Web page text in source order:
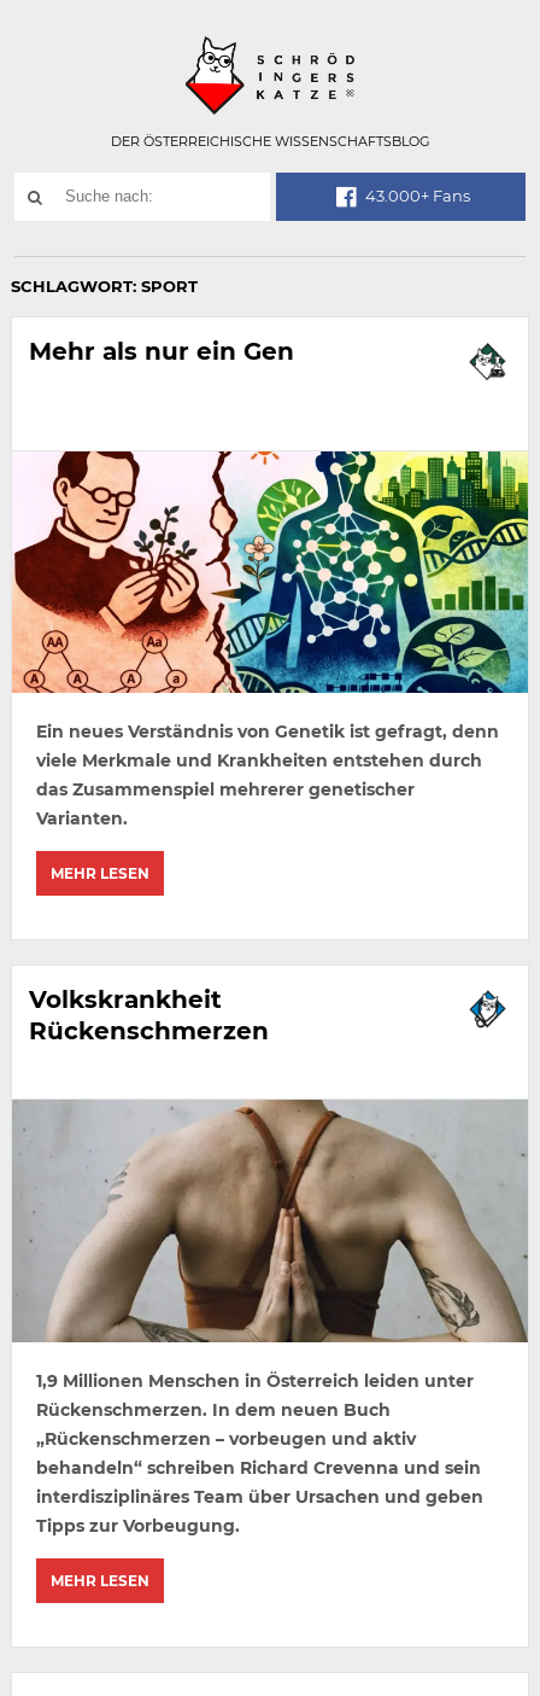
DER ÖSTERREICHISCHE WISSENSCHAFTSBLOG
SUCHE
43.000+ Fans
SCHLAGWORT: SPORT
Mehr als nur ein Gen
Ein neues Verständnis von Genetik ist gefragt, denn
viele Merkmale und Krankheiten entstehen durch
das Zusammenspiel mehrerer genetischer
Varianten.
MEHR LESEN
Volkskrankheit
Rückenschmerzen
1,9 Millionen Menschen in Österreich leiden unter
Rückenschmerzen. In dem neuen Buch
„Rückenschmerzen – vorbeugen und aktiv
behandeln“ schreiben Richard Crevenna und sein
interdisziplinäres Team über Ursachen und geben
Tipps zur Vorbeugung.
MEHR LESEN